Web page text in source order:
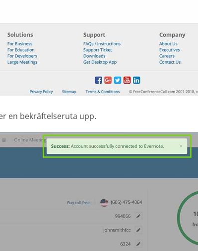
en bekräftelseruta upp.